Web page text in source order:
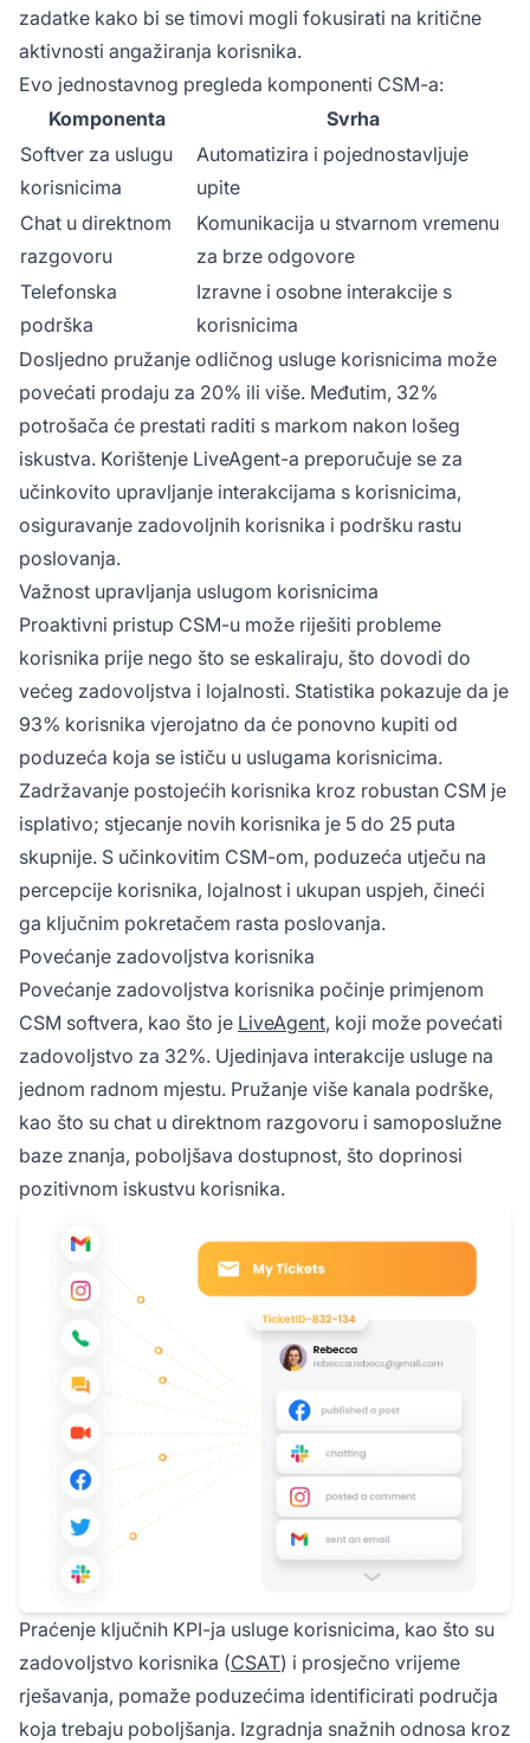
zadatke kako bi se timovi mogli fokusirati na kritične
aktivnosti angažiranja korisnika.
Evo jednostavnog pregleda komponenti CSM-a:
Komponenta
Svrha
Softver za uslugu
korisnicima
Automatizira i pojednostavljuje
upite
Chat u direktnom
razgovoru
Komunikacija u stvarnom vremenu
za brze odgovore
Telefonska
podrška
Izravne i osobne interakcije s
korisnicima
Dosljedno pružanje odličnog usluge korisnicima može
povećati prodaju za 20% ili više. Međutim, 32%
potrošača će prestati raditi s markom nakon lošeg
iskustva. Korištenje LiveAgent-a preporučuje se za
učinkovito upravljanje interakcijama s korisnicima,
osiguravanje zadovoljnih korisnika i podršku rastu
poslovanja.
Važnost upravljanja uslugom korisnicima
Proaktivni pristup CSM-u može riješiti probleme
korisnika prije nego što se eskaliraju, što dovodi do
većeg zadovoljstva i lojalnosti. Statistika pokazuje da je
93% korisnika vjerojatno da će ponovno kupiti od
poduzeća koja se ističu u uslugama korisnicima.
Zadržavanje postojećih korisnika kroz robustan CSM je
isplativo; stjecanje novih korisnika je 5 do 25 puta
skupnije. S učinkovitim CSM-om, poduzeća utječu na
percepcije korisnika, lojalnost i ukupan uspjeh, čineći
ga ključnim pokretačem rasta poslovanja.
Povećanje zadovoljstva korisnika
Povećanje zadovoljstva korisnika počinje primjenom
CSM softvera, kao što je LiveAgent, koji može povećati
zadovoljstvo za 32%. Ujedinjava interakcije usluge na
jednom radnom mjestu. Pružanje više kanala podrške,
kao što su chat u direktnom razgovoru i samoposlužne
baze znanja, poboljšava dostupnost, što doprinosi
pozitivnom iskustvu korisnika.
Praćenje ključnih KPI-ja usluge korisnicima, kao što su
zadovoljstvo korisnika (CSAT) i prosječno vrijeme
rješavanja, pomaže poduzećima identificirati područja
koja trebaju poboljšanja. Izgradnja snažnih odnosa kroz